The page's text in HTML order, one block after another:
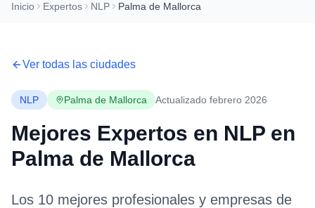
Inicio Expertos NLP Palma de Mallorca
Ver todas las ciudades
NLP Palma de Mallorca Actualizado febrero 2026
Mejores Expertos en NLP en
Palma de Mallorca
Los 10 mejores profesionales y empresas de